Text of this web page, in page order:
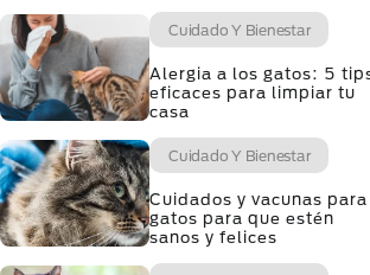
Cuidado Y Bienestar
Alergia a los gatos: 5
eficaces para limpiar tu
casa
Cuidado Y Bienestar
Cuidados y vacunas para
gatos para que estén
sanos y felices